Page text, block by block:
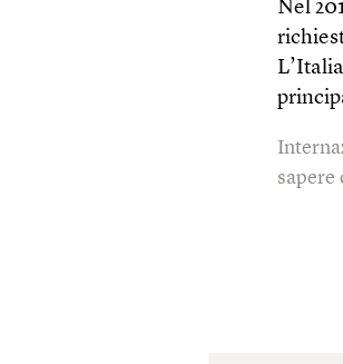
Nel
sapere